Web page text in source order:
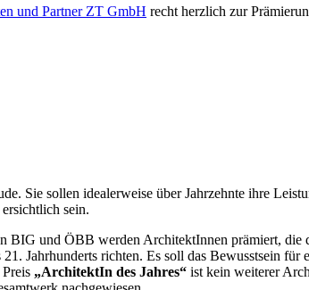
und Partner ZT GmbH recht herzlich zur
Sie sollen idealerweise über Jahrzehnte ihre
sein.
BIG und ÖBB werden ArchitektInnen prämiert,
Jahrhunderts richten. Es soll das Bewusstsein
„ArchitektIn des Jahres“ ist kein weiterer